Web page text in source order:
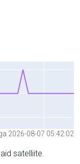
2026-08-07 05:42:02
satelliite.